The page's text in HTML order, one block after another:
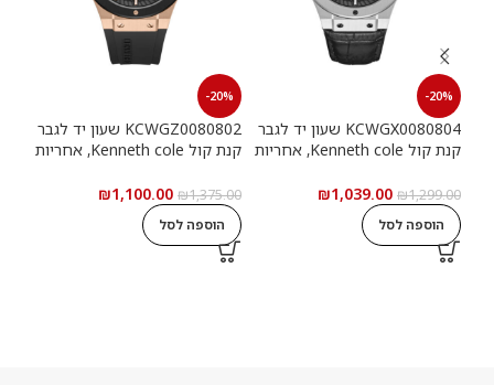
-20%
KCWGX0080804 שעון יד לגבר
קנת קול Kenneth cole, אחריות
₪1,299.00
₪1,039.00
הוספה לסל
-20%
KCWGZ0080802 שעון יד לגבר
קנת קול Kenneth cole, אחריות
₪1,375.00
₪1,100.00
הוספה לסל